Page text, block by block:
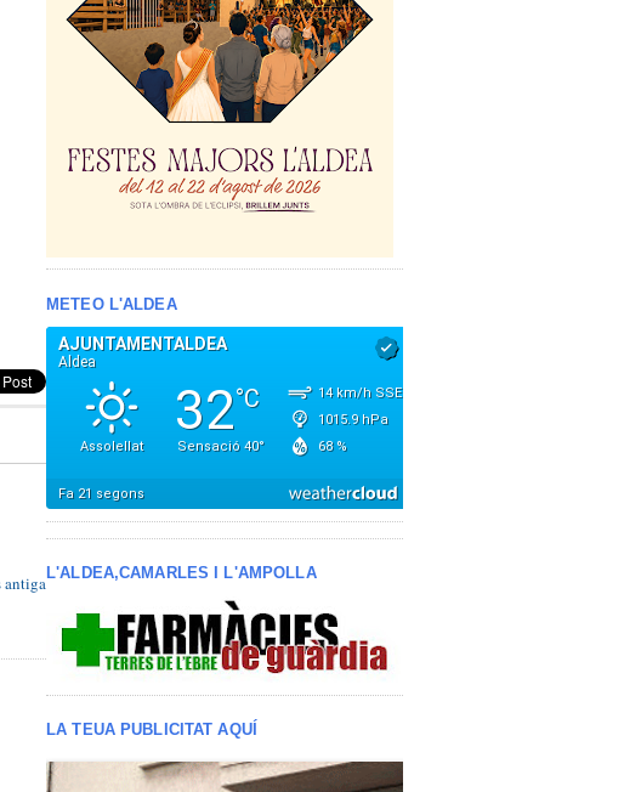
antiga
METEO L'ALDEA
L'ALDEA,CAMARLES I L'AMPOLLA
LA TEUA PUBLICITAT AQUÍ